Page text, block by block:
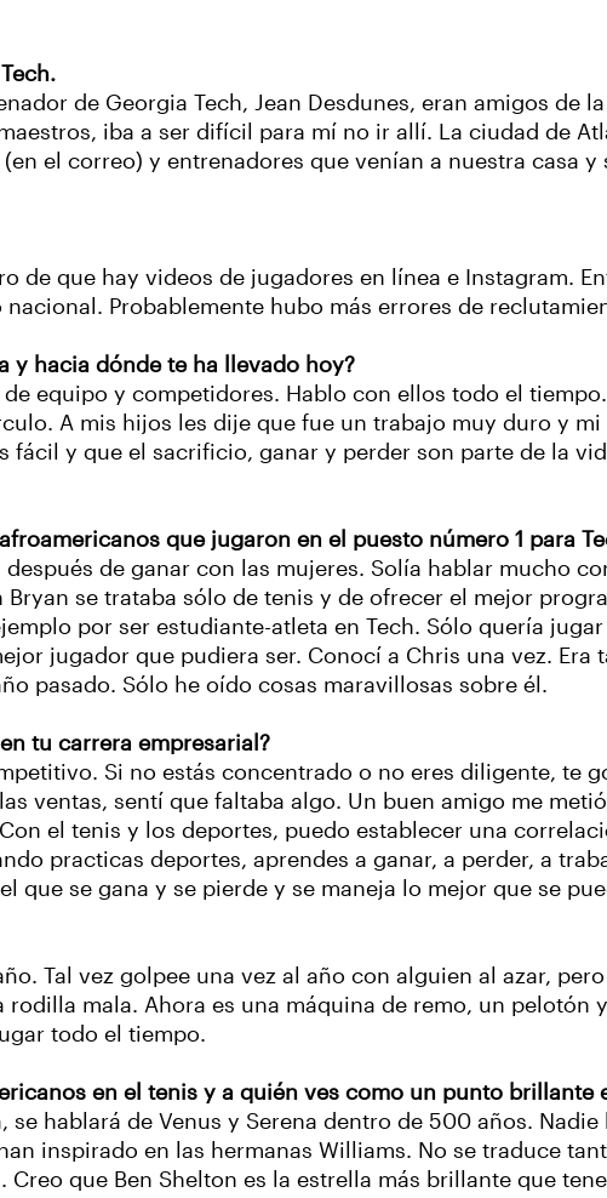
de Georgia Tech, Jean Desdunes, eran amigos de
iba a ser difícil para mí no ir allí. La ciudad de
el correo) y entrenadores que venían a nuestra casa y
de que hay videos de jugadores en línea e Instagram.
Probablemente hubo más errores de
y hacia dónde te ha llevado hoy?
equipo y competidores. Hablo con ellos todo el
A mis hijos les dije que fue un trabajo muy duro y mi
fácil y que el sacrificio, ganar y perder son parte de la
que jugaron en el puesto número 1 para
de ganar con las mujeres. Solía hablar mucho
se trataba sólo de tenis y de ofrecer el mejor
por ser estudiante-atleta en Tech. Sólo quería
jugador que pudiera ser. Conocí a Chris una vez. Era
pasado. Sólo he oído cosas maravillosas sobre él.
tu carrera empresarial?
Si no estás concentrado o no eres diligente, te
ventas, sentí que faltaba algo. Un buen amigo me
el tenis y los deportes, puedo establecer una
practicas deportes, aprendes a ganar, a perder, a
que se gana y se pierde y se maneja lo mejor que se
Tal vez golpee una vez al año con alguien al azar,
mala. Ahora es una máquina de remo, un pelotón
todo el tiempo.
en el tenis y a quién ves como un punto brillante
hablará de Venus y Serena dentro de 500 años. Nadie
inspirado en las hermanas Williams. No se traduce
que Ben Shelton es la estrella más brillante que